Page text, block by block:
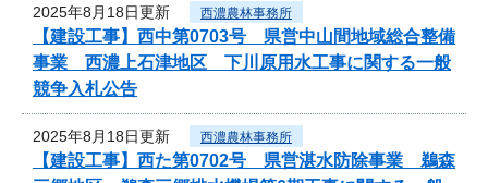
2025年8月18日更新 西濃農林事務所
【建設工事】西中第0703号 県営中山間地域総合整備
事業 西濃上石津地区 下川原用水工事に関する一般
競争入札公告
2025年8月18日更新 西濃農林事務所
【建設工事】西た第0702号 県営湛水防除事業 鵜森